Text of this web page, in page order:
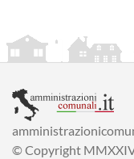
© Copyright